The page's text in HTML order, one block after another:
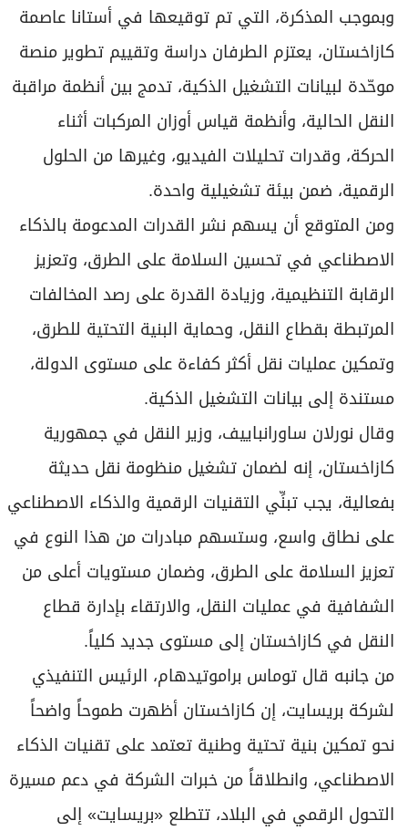
وبموجب المذكرة، التي تم توقيعها في أستانا عاصمة
كازاخستان، يعتزم الطرفان دراسة وتقييم تطوير منصة
موحّدة لبيانات التشغيل الذكية، تدمج بين أنظمة مراقبة
النقل الحالية، وأنظمة قياس أوزان المركبات أثناء
الحركة، وقدرات تحليلات الفيديو، وغيرها من الحلول
الرقمية، ضمن بيئة تشغيلية واحدة.
ومن المتوقع أن يسهم نشر القدرات المدعومة بالذكاء
الاصطناعي في تحسين السلامة على الطرق، وتعزيز
الرقابة التنظيمية، وزيادة القدرة على رصد المخالفات
المرتبطة بقطاع النقل، وحماية البنية التحتية للطرق،
وتمكين عمليات نقل أكثر كفاءة على مستوى الدولة،
مستندة إلى بيانات التشغيل الذكية.
وقال نورلان ساورانباييف، وزير النقل في جمهورية
كازاخستان، إنه لضمان تشغيل منظومة نقل حديثة
بفعالية، يجب تبنِّي التقنيات الرقمية والذكاء الاصطناعي
على نطاق واسع، وستسهم مبادرات من هذا النوع في
تعزيز السلامة على الطرق، وضمان مستويات أعلى من
الشفافية في عمليات النقل، والارتقاء بإدارة قطاع
النقل في كازاخستان إلى مستوى جديد كلياً.
من جانبه قال توماس براموتيدهام، الرئيس التنفيذي
لشركة بريسايت، إن كازاخستان أظهرت طموحاً واضحاً
نحو تمكين بنية تحتية وطنية تعتمد على تقنيات الذكاء
الاصطناعي، وانطلاقاً من خبرات الشركة في دعم مسيرة
التحول الرقمي في البلاد، تتطلع «بريسايت» إلى